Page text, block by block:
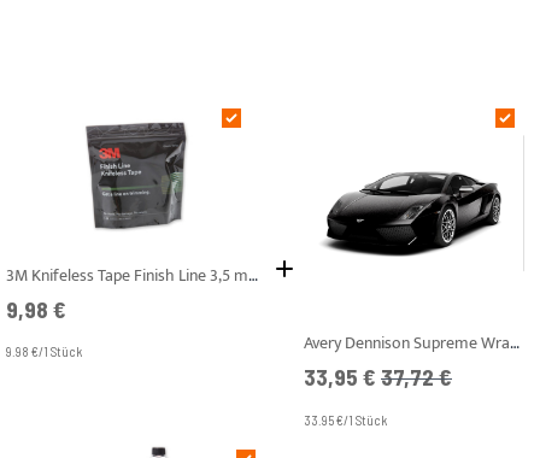
3M Knifeless Tape Finish Line 3,5 mm x 10 m
9,98 €
9.98 €/1 Stück Avery Dennison Supreme Wrapping Film - SWF - Dark Basalt Metallic Satin
Angebotspreis
33,95 € UVP
37,72 €
33.95 €/1 Stück